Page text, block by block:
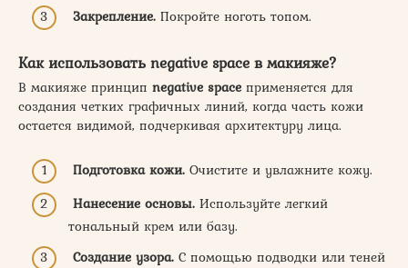
Закрепление. Покройте ноготь топом.
Как использовать negative space в макияже?
В макияже принцип negative space применяется для
создания четких графичных линий, когда часть кожи
остается видимой, подчеркивая архитектуру лица.
Подготовка кожи. Очистите и увлажните кожу.
Нанесение основы. Используйте легкий
тональный крем или базу.
Создание узора. С помощью подводки или теней